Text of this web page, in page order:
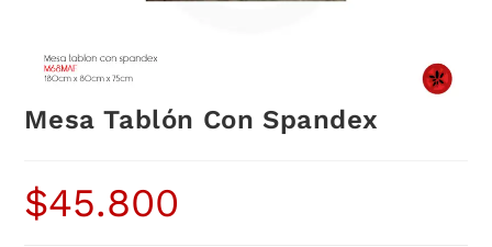
Mesa Tablón Con Spandex
$45.800